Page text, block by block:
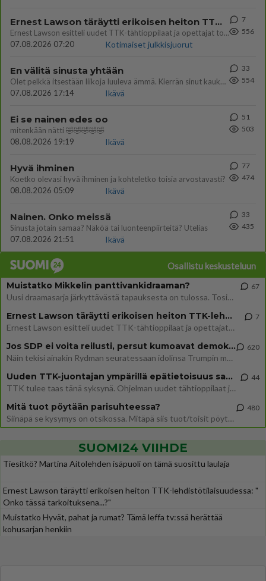
Ernest Lawson täräytti erikoisen heiton TTK-lehdistötilaisuudessa: " Onko tässä tarkoituksena...?"
Ernest Lawson esitteli uudet TTK-tähtioppilaat ja opettajat torstaina 6.8. lehdistölle. Tulevalla kaudella on yksi hausk
07.08.2026 07:20
Kotimaiset julkkisjuorut
7
556
En välitä sinusta yhtään
Olet pelkkä itsestään liikoja luuleva ämmä. Kierrän sinut kaukaa nyt ja aina. Olit mulle pelkkä lelu vaan.
07.08.2026 17:14
Ikävä
33
554
Ei se nainen edes oo
mitenkään nätti 🤣🤣🤣🤣🤣
08.08.2026 19:19
Ikävä
51
503
Hyvä ihminen
Koetko olevasi hyvä ihminen ja kohteletko toisia arvostavasti?
08.08.2026 05:09
Ikävä
77
474
Nainen. Onko meissä
Sinusta jotain samaa? Näköä tai luonteenpiirteitä? Utelias
07.08.2026 21:51
Ikävä
33
435
Osallistu keskusteluun
Muistatko Mikkelin panttivankidraaman?
Uusi draamasarja järkyttävästä tapauksesta on tulossa. Tositapahtumiin perustuva sarja ammentaa vuoden 1986 Mikkelin pan
67
Ernest Lawson täräytti erikoisen heiton TTK-lehdistötilaisuudessa: " Onko tässä tarkoituksena...?"
Ernest Lawson esitteli uudet TTK-tähtioppilaat ja opettajat torstaina 6.8. lehdistölle. Tulevalla kaudella on yksi hausk
7
Jos SDP ei voita reilusti, persut kumoavat demokratian Suomesta
Näin tekisi ainakin Rydman seuratessaan idolinsa Trumpin mallia https://www.is.fi/politiikka/art-2000012187244.html
620
Uuden TTK-juontajan ympärillä epätietoisuus sakenee - Nyt MTV hämmentää soppaa
TTK tulee taas tänä syksynä. Ohjelman uudet tähtioppilaat julkistetaan torstaina 6. elokuuta klo 14 alkavassa lehdistö
44
Mitä tuot pöytään parisuhteessa?
Siinäpä se kysymys on otsikossa. Mitäpä siis tuot/toisit pöytään parisuhteessa? Oletko mies vai nainen? Koetko sen mitä
480
SUOMI24 VIIHDE
Tiesitkö? Martina Aitolehden isäpuoli on tämä suosittu laulaja
Ernest Lawson täräytti erikoisen heiton TTK-lehdistötilaisuudessa: "
Onko tässä tarkoituksena...?"
Muistatko Hyvät, pahat ja rumat? Tämä leffa tv:ssä herättää
kohusarjan henkiin